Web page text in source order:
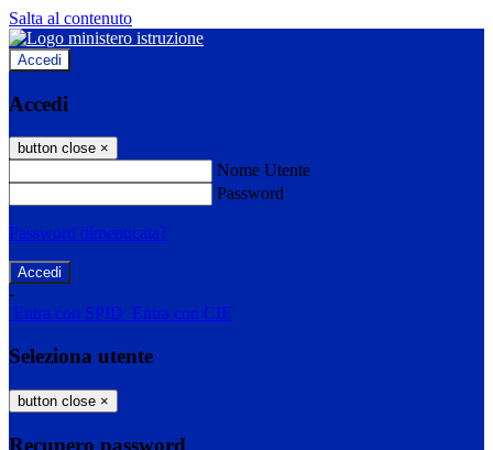
Salta al contenuto
Accedi
Accedi
button close ×
Nome Utente
Password
Password dimenticata?
-
Entra con SPID Entra con CIE
Seleziona utente
button close ×
Recupero password